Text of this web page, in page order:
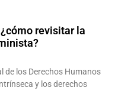
revisitar la
de los Derechos Humanos
y los derechos